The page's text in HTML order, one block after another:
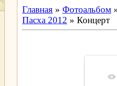
Главная » Фотоальбом
Пасха 2012 » Концерт
В